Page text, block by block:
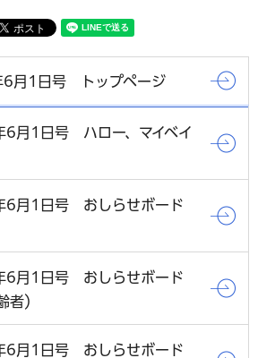
6月1日号 トップページ
月1日号 ハロー、マイベイ
6月1日号 おしらせボード
6月1日号 おしらせボード
者）
6月1日号 おしらせボード